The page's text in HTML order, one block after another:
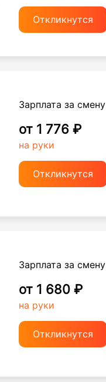
Откликнутся
Зарплата за смену
от 1 776 ₽
на руки
Откликнутся
Зарплата за смену
от 1 680 ₽
на руки
Откликнутся